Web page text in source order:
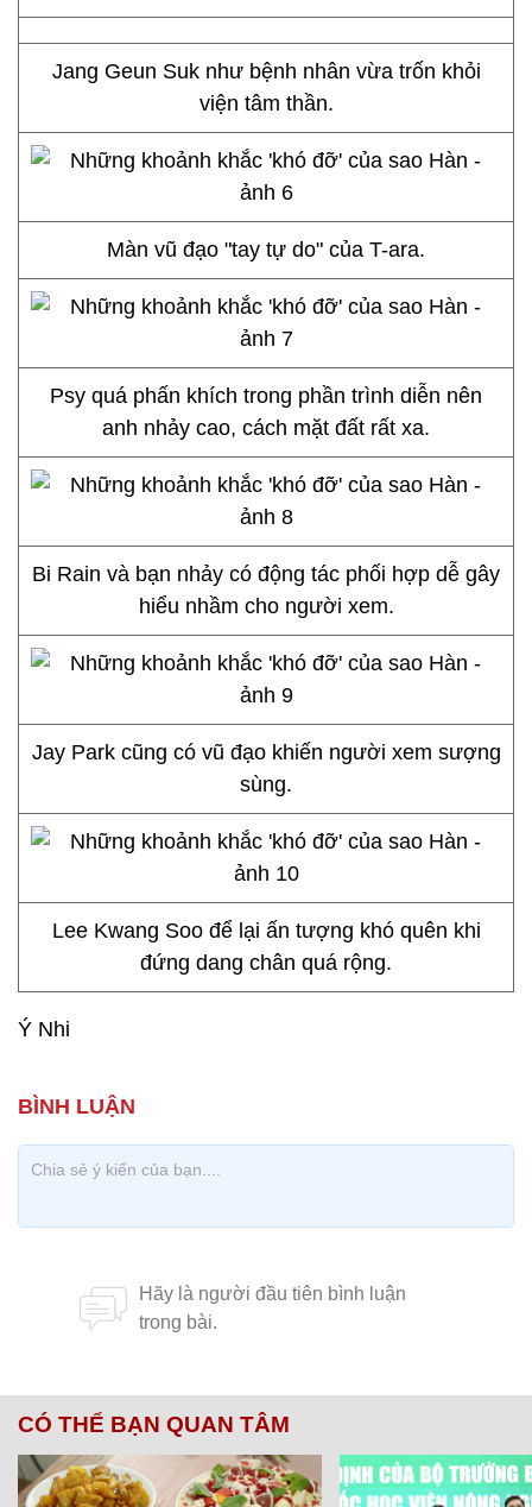
Jang Geun Suk như bệnh nhân vừa trốn khỏi
viện tâm thần.
Màn vũ đạo "tay tự do" của T-ara.
Psy quá phấn khích trong phần trình diễn nên
anh nhảy cao, cách mặt đất rất xa.
Bi Rain và bạn nhảy có động tác phối hợp dễ gây
hiểu nhầm cho người xem.
Jay Park cũng có vũ đạo khiến người xem sượng
sùng.
Lee Kwang Soo để lại ấn tượng khó quên khi
đứng dang chân quá rộng.
Ý Nhi
CÓ THỂ BẠN QUAN TÂM